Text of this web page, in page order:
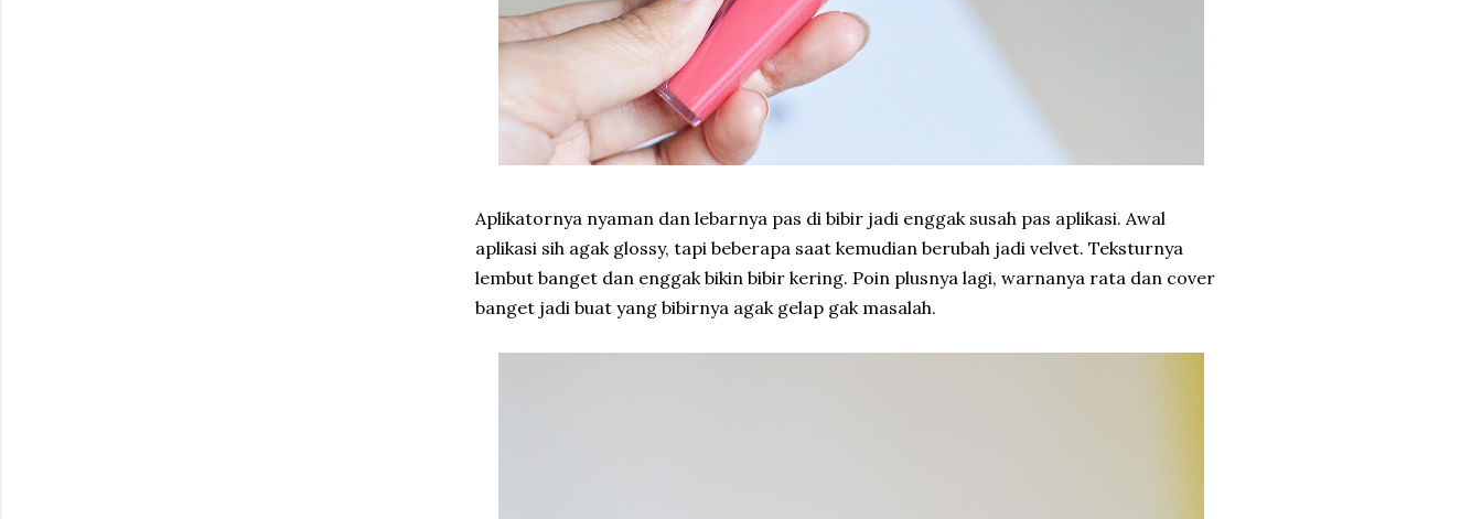
Aplikatornya nyaman dan lebarnya pas di bibir jadi enggak susah pas aplikasi. Awal
aplikasi sih agak glossy, tapi beberapa saat kemudian berubah jadi velvet. Teksturnya
lembut banget dan enggak bikin bibir kering. Poin plusnya lagi, warnanya rata dan cover
banget jadi buat yang bibirnya agak gelap gak masalah.